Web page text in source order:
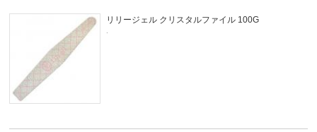
リリージェル クリスタルファイル 100G
.